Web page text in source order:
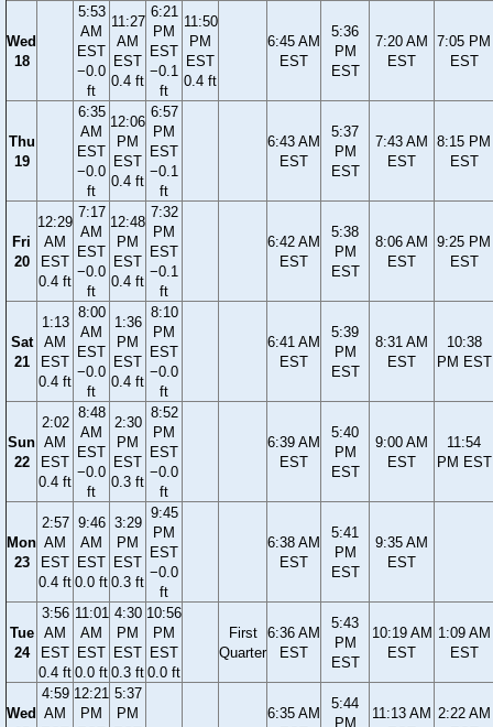
Wed
18
5:53
AM
EST
−0.0
ft
11:27
AM
EST
0.4 ft
6:21
PM
EST
−0.1
ft
11:50
PM
EST
0.4 ft
6:45 AM
EST
5:36
PM
EST
7:20 AM
EST
7:05 PM
EST
Thu
19
6:35
AM
EST
−0.0
ft
12:06
PM
EST
0.4 ft
6:57
PM
EST
−0.1
ft
6:43 AM
EST
5:37
PM
EST
7:43 AM
EST
8:15 PM
EST
Fri
20
12:29
AM
EST
0.4 ft
7:17
AM
EST
−0.0
ft
12:48
PM
EST
0.4 ft
7:32
PM
EST
−0.1
ft
6:42 AM
EST
5:38
PM
EST
8:06 AM
EST
9:25 PM
EST
Sat
21
1:13
AM
EST
0.4 ft
8:00
AM
EST
−0.0
ft
1:36
PM
EST
0.4 ft
8:10
PM
EST
−0.0
ft
6:41 AM
EST
5:39
PM
EST
8:31 AM
EST
10:38
PM EST
Sun
22
2:02
AM
EST
0.4 ft
8:48
AM
EST
−0.0
ft
2:30
PM
EST
0.3 ft
8:52
PM
EST
−0.0
ft
6:39 AM
EST
5:40
PM
EST
9:00 AM
EST
11:54
PM EST
Mon
23
2:57
AM
EST
0.4 ft
9:46
AM
EST
0.0 ft
3:29
PM
EST
0.3 ft
9:45
PM
EST
−0.0
ft
6:38 AM
EST
5:41
PM
EST
9:35 AM
EST
Tue
24
3:56
AM
EST
0.4 ft
11:01
AM
EST
0.0 ft
4:30
PM
EST
0.3 ft
10:56
PM
EST
0.0 ft
First
Quarter
6:36 AM
EST
5:43
PM
EST
10:19 AM
EST
1:09 AM
EST
Wed
4:59
AM
12:21
PM
5:37
PM
6:35 AM
5:44
PM
11:13 AM 2:22 AM